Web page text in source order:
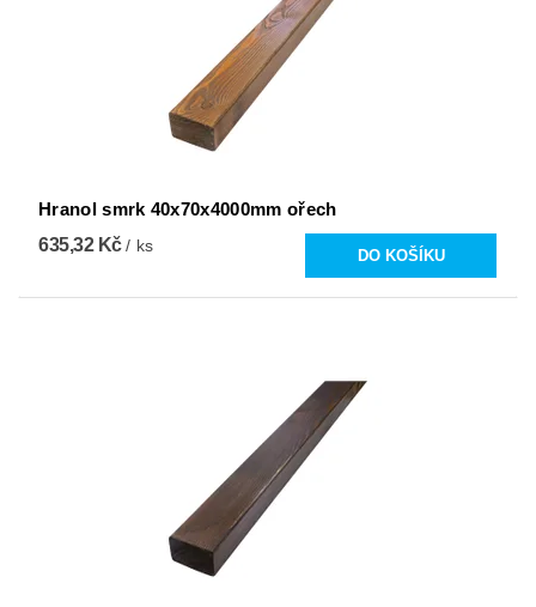
Hranol smrk 40x70x4000mm ořech
635,32 Kč/ ks